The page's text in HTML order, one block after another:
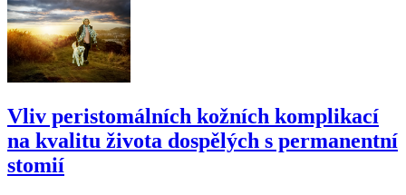
Vliv peristomálních kožních komplikací
na kvalitu života dospělých s permanentní
stomií